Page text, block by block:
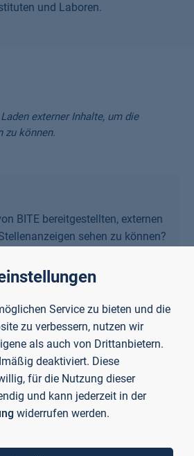
und Laboren.
externer Inhalte, um die
zu können.
BITE bereitgestellten, externen
sehen zu können?
Ja
Service zu bieten und die
zu verbessern, nutzen wir
als auch von Drittanbietern.
deaktiviert. Diese
für die Nutzung dieser
und kann jederzeit in der
widerrufen werden.